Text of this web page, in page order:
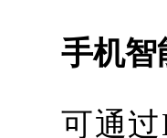
手机智
可通